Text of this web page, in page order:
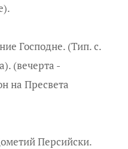
Господне. (Тип. с.
(вечерта -
на Пресвета
Персийски.